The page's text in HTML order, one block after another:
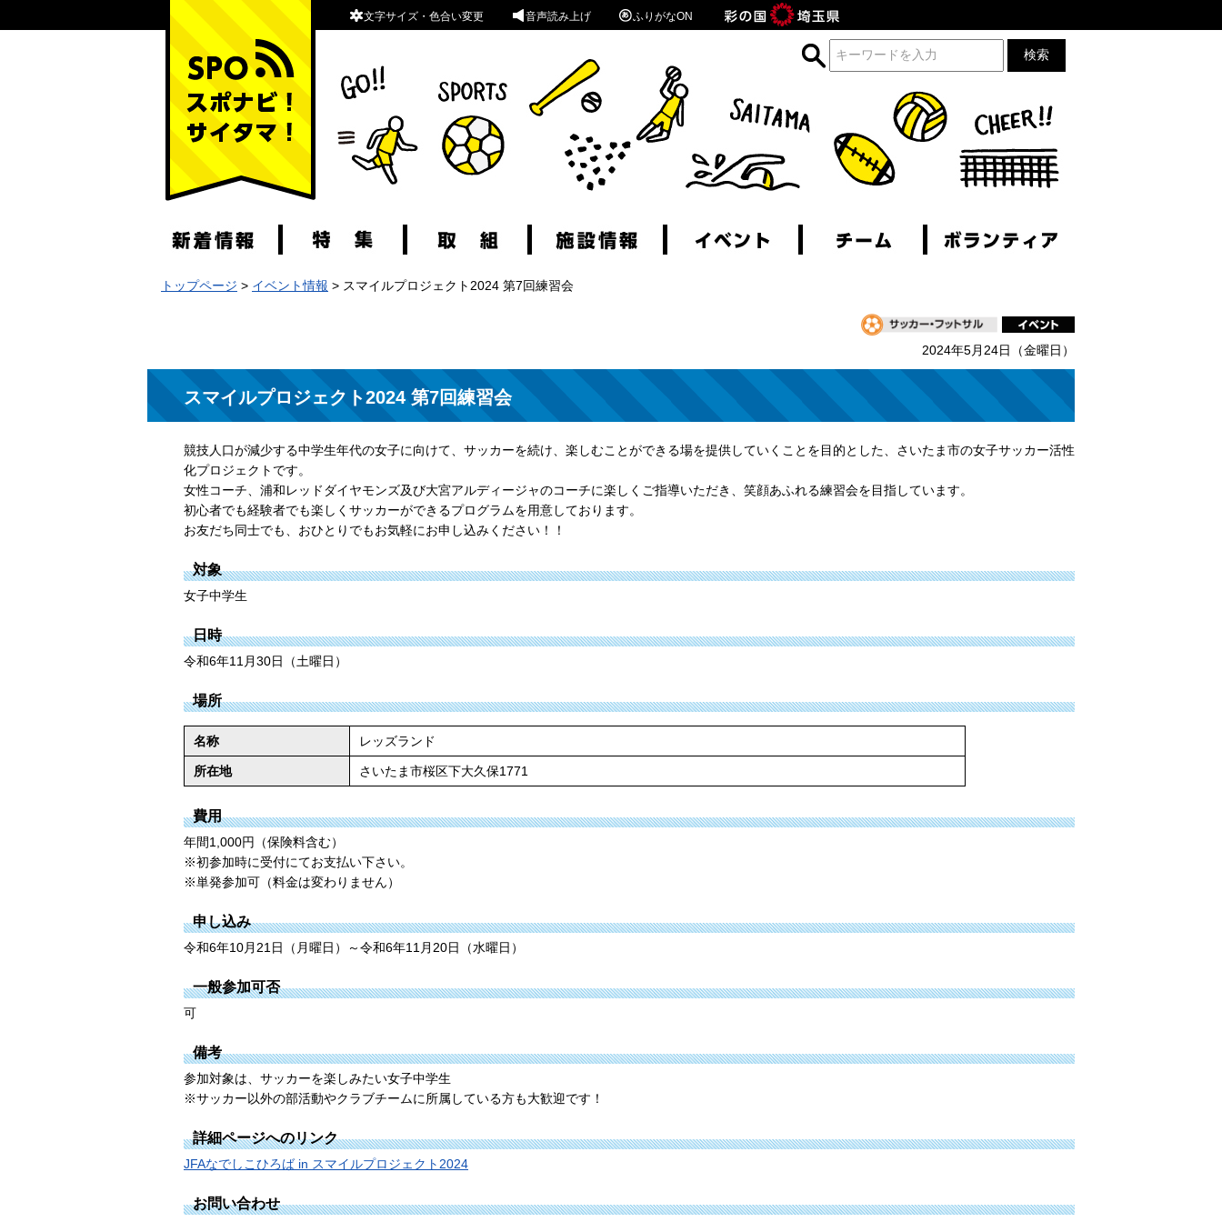
スポナビ！サイタマ！
文字サイズ・色合い変更 音声読み上げ ふりがなON
トップページ > イベント情報 > スマイルプロジェクト2024 第7回練習会
2024年5月24日（金曜日）
スマイルプロジェクト2024 第7回練習会
競技人口が減少する中学生年代の女子に向けて、サッカーを続け、楽しむことができる場を提供していくことを目的とした、さいたま市の女子サッカー活性
化プロジェクトです。
女性コーチ、浦和レッドダイヤモンズ及び大宮アルディージャのコーチに楽しくご指導いただき、笑顔あふれる練習会を目指しています。
初心者でも経験者でも楽しくサッカーができるプログラムを用意しております。
お友だち同士でも、おひとりでもお気軽にお申し込みください！！
対象
女子中学生
日時
令和6年11月30日（土曜日）
場所
名称 レッズランド
所在地 さいたま市桜区下大久保1771
費用
年間1,000円（保険料含む）
※初参加時に受付にてお支払い下さい。
※単発参加可（料金は変わりません）
申し込み
令和6年10月21日（月曜日）～令和6年11月20日（水曜日）
一般参加可否
可
備考
参加対象は、サッカーを楽しみたい女子中学生
※サッカー以外の部活動やクラブチームに所属している方も大歓迎です！
詳細ページへのリンク
JFAなでしこひろば in スマイルプロジェクト2024
お問い合わせ